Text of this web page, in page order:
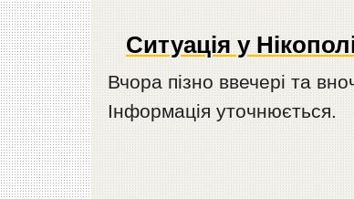
Ситуація у
Вчора пізно ввечері та
Інформація уточнюється.